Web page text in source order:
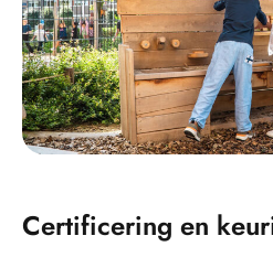
Certificering en